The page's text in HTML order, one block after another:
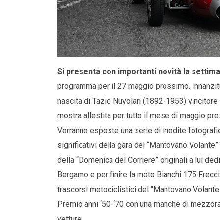
Si presenta con importanti novità la
programma per il 27 maggio prossimo.
nascita di Tazio Nuvolari (1892-1953) vincitore
mostra allestita per tutto il mese di maggio
Verranno esposte una serie di inedite
significativi della gara del “Mantovano
della “Domenica del Corriere” originali a lui
Bergamo e per finire la moto Bianchi 175
trascorsi motociclistici del “Mantovano
Premio anni ‘50-‘70 con una manche di